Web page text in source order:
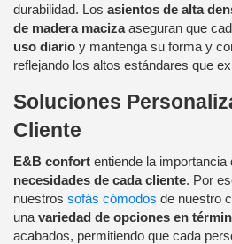
durabilidad. Los asientos de alta
de madera macizaaseguran que
uso diario y mantenga su forma y
reflejando los altos estándares que
Soluciones
Cliente
E&B confort entiende la importancia
necesidades de cada cliente. Por
nuestros sofás cómodos de nuestro
una variedad de opciones en
acabados, permitiendo que cada